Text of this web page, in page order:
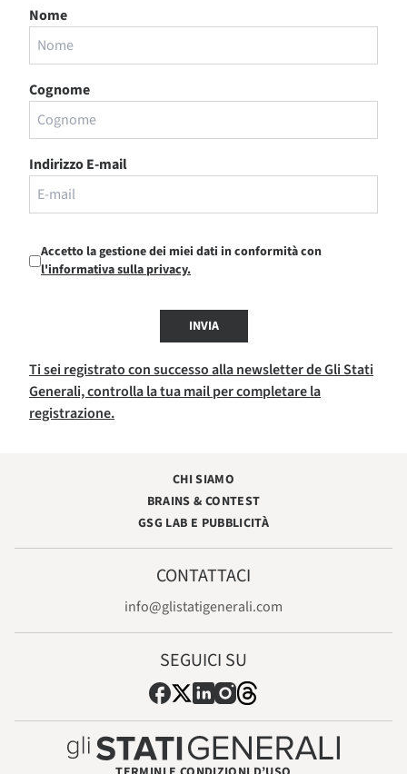
Nome
Cognome
Indirizzo E-mail
Accetto la gestione dei miei dati in conformità con
l'informativa sulla privacy.
INVIA
Ti sei registrato con successo alla newsletter de Gli Stati
Generali, controlla la tua mail per completare la
registrazione.
CHI SIAMO
BRAINS & CONTEST
GSG LAB E PUBBLICITÀ
CONTATTACI
info@glistatigenerali.com
SEGUICI SU